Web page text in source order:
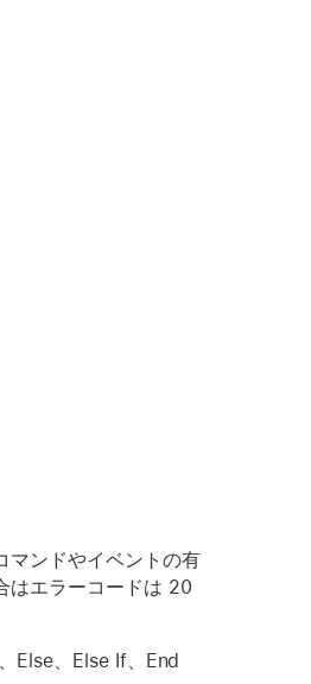
マンドやイベントの有
はエラーコードは 20
Else、Else If、End